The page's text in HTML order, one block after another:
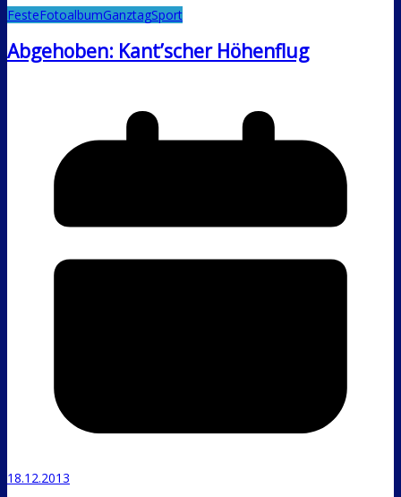
FesteFotoalbumGanztagSport
Abgehoben: Kant’scher Höhenflug
18.12.2013